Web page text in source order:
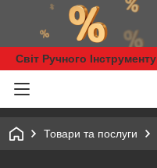
Світ Ручного Інструменту
Товари та послуги